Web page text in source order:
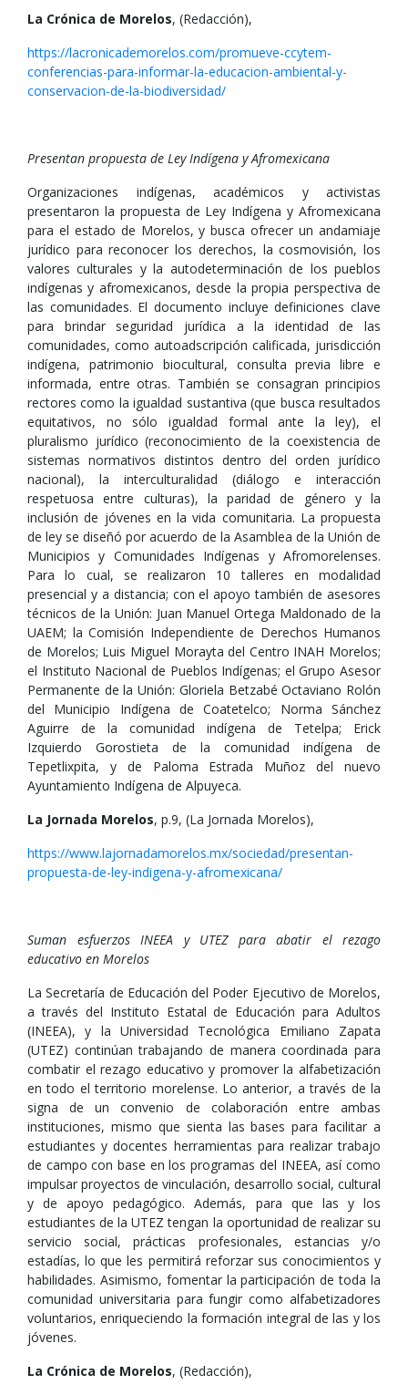
La Crónica de Morelos, (Redacción),
https://lacronicademorelos.com/promueve-ccytem-
conferencias-para-informar-la-educacion-ambiental-y-
conservacion-de-la-biodiversidad/
Presentan propuesta de Ley Indígena y Afromexicana
Organizaciones indígenas, académicos y activistas
presentaron la propuesta de Ley Indígena y Afromexicana
para el estado de Morelos, y busca ofrecer un andamiaje
jurídico para reconocer los derechos, la cosmovisión, los
valores culturales y la autodeterminación de los pueblos
indígenas y afromexicanos, desde la propia perspectiva de
las comunidades. El documento incluye definiciones clave
para brindar seguridad jurídica a la identidad de las
comunidades, como autoadscripción calificada, jurisdicción
indígena, patrimonio biocultural, consulta previa libre e
informada, entre otras. También se consagran principios
rectores como la igualdad sustantiva (que busca resultados
equitativos, no sólo igualdad formal ante la ley), el
pluralismo jurídico (reconocimiento de la coexistencia de
sistemas normativos distintos dentro del orden jurídico
nacional), la interculturalidad (diálogo e interacción
respetuosa entre culturas), la paridad de género y la
inclusión de jóvenes en la vida comunitaria. La propuesta
de ley se diseñó por acuerdo de la Asamblea de la Unión de
Municipios y Comunidades Indígenas y Afromorelenses.
Para lo cual, se realizaron 10 talleres en modalidad
presencial y a distancia; con el apoyo también de asesores
técnicos de la Unión: Juan Manuel Ortega Maldonado de la
UAEM; la Comisión Independiente de Derechos Humanos
de Morelos; Luis Miguel Morayta del Centro INAH Morelos;
el Instituto Nacional de Pueblos Indígenas; el Grupo Asesor
Permanente de la Unión: Gloriela Betzabé Octaviano Rolón
del Municipio Indígena de Coatetelco; Norma Sánchez
Aguirre de la comunidad indígena de Tetelpa; Erick
Izquierdo Gorostieta de la comunidad indígena de
Tepetlixpita, y de Paloma Estrada Muñoz del nuevo
Ayuntamiento Indígena de Alpuyeca.
La Jornada Morelos, p.9, (La Jornada Morelos),
https://www.lajornadamorelos.mx/sociedad/presentan-
propuesta-de-ley-indigena-y-afromexicana/
Suman esfuerzos INEEA y UTEZ para abatir el rezago
educativo en Morelos
La Secretaría de Educación del Poder Ejecutivo de Morelos,
a través del Instituto Estatal de Educación para Adultos
(INEEA), y la Universidad Tecnológica Emiliano Zapata
(UTEZ) continúan trabajando de manera coordinada para
combatir el rezago educativo y promover la alfabetización
en todo el territorio morelense. Lo anterior, a través de la
signa de un convenio de colaboración entre ambas
instituciones, mismo que sienta las bases para facilitar a
estudiantes y docentes herramientas para realizar trabajo
de campo con base en los programas del INEEA, así como
impulsar proyectos de vinculación, desarrollo social, cultural
y de apoyo pedagógico. Además, para que las y los
estudiantes de la UTEZ tengan la oportunidad de realizar su
servicio social, prácticas profesionales, estancias y/o
estadías, lo que les permitirá reforzar sus conocimientos y
habilidades. Asimismo, fomentar la participación de toda la
comunidad universitaria para fungir como alfabetizadores
voluntarios, enriqueciendo la formación integral de las y los
jóvenes.
La Crónica de Morelos, (Redacción),